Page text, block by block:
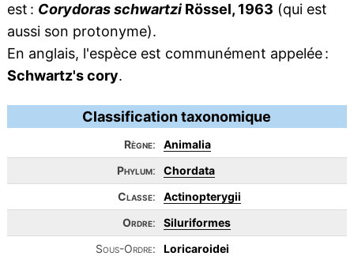
est : Corydoras schwartziRössel, 1963 (qui est
aussi son protonyme).
En anglais, l'espèce est communément appelée :
Schwartz's cory.
Classification taxonomique
Règne:
Animalia
Phylum:
Chordata
Classe:
Actinopterygii
Ordre:
Siluriformes
Sous-Ordre:
Loricaroidei